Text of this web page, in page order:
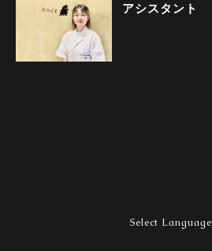
アシスタント
Select Language